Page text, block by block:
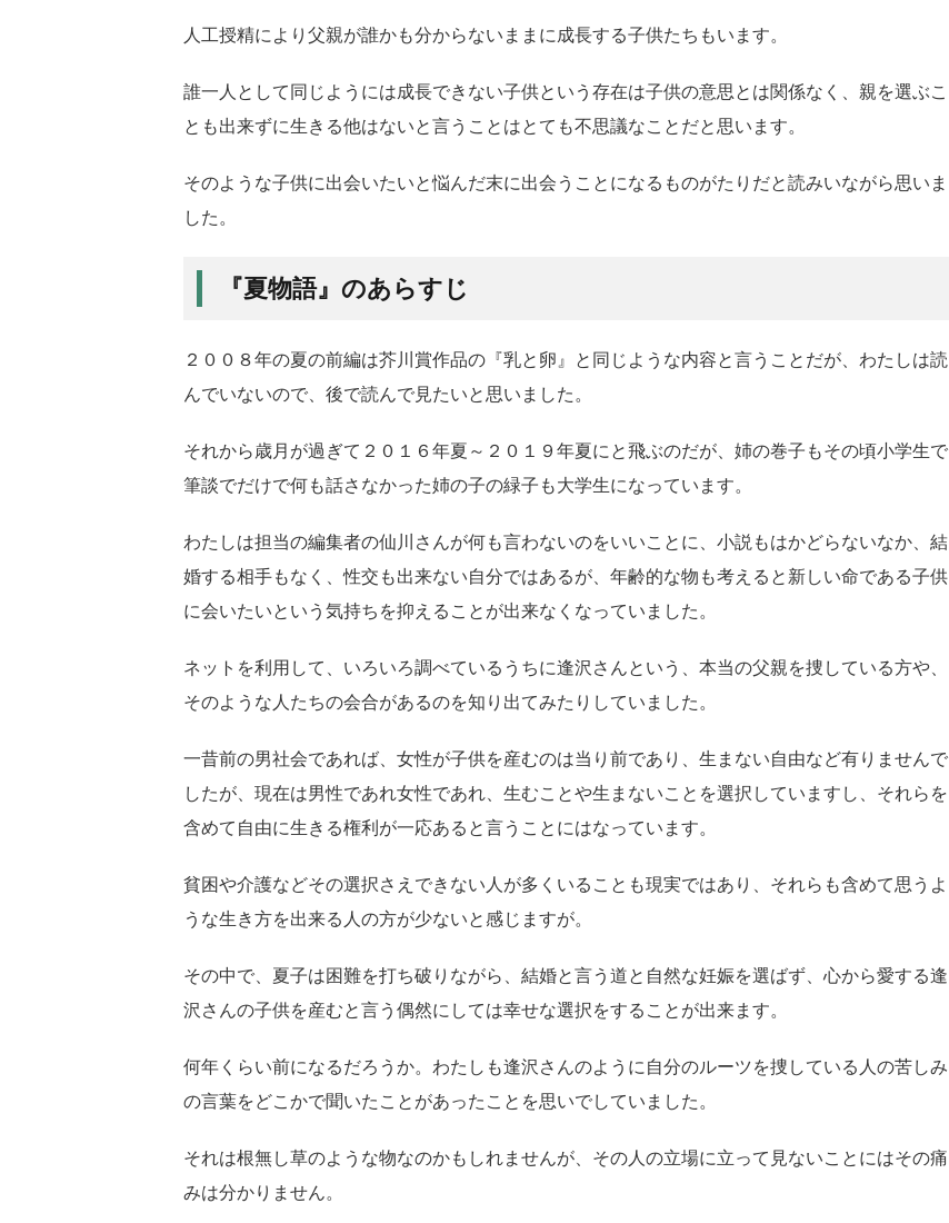
人工授精により父親が誰かも分からないままに成長する子供たちもいます。
誰一人として同じようには成長できない子供という存在は子供の意思とは関係なく、親を選ぶこ
とも出来ずに生きる他はないと言うことはとても不思議なことだと思います。
そのような子供に出会いたいと悩んだ末に出会うことになるものがたりだと読みいながら思いま
した。
『夏物語』のあらすじ
２００８年の夏の前編は芥川賞作品の『乳と卵』と同じような内容と言うことだが、わたしは読
んでいないので、後で読んで見たいと思いました。
それから歳月が過ぎて２０１６年夏～２０１９年夏にと飛ぶのだが、姉の巻子もその頃小学生で
筆談でだけで何も話さなかった姉の子の緑子も大学生になっています。
わたしは担当の編集者の仙川さんが何も言わないのをいいことに、小説もはかどらないなか、結
婚する相手もなく、性交も出来ない自分ではあるが、年齢的な物も考えると新しい命である子供
に会いたいという気持ちを抑えることが出来なくなっていました。
ネットを利用して、いろいろ調べているうちに逢沢さんという、本当の父親を捜している方や、
そのような人たちの会合があるのを知り出てみたりしていました。
一昔前の男社会であれば、女性が子供を産むのは当り前であり、生まない自由など有りませんで
したが、現在は男性であれ女性であれ、生むことや生まないことを選択していますし、それらを
含めて自由に生きる権利が一応あると言うことにはなっています。
貧困や介護などその選択さえできない人が多くいることも現実ではあり、それらも含めて思うよ
うな生き方を出来る人の方が少ないと感じますが。
その中で、夏子は困難を打ち破りながら、結婚と言う道と自然な妊娠を選ばず、心から愛する逢
沢さんの子供を産むと言う偶然にしては幸せな選択をすることが出来ます。
何年くらい前になるだろうか。わたしも逢沢さんのように自分のルーツを捜している人の苦しみ
の言葉をどこかで聞いたことがあったことを思いでしていました。
それは根無し草のような物なのかもしれませんが、その人の立場に立って見ないことにはその痛
みは分かりません。